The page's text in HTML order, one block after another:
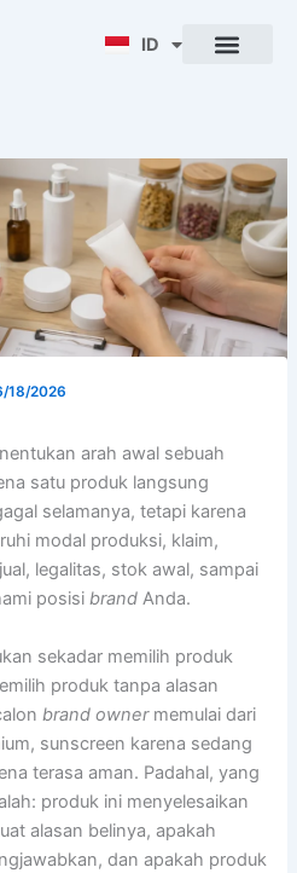
ID
ENG
18/2026
arah awal sebuah
satu produk langsung
selamanya, tetapi karena
modal produksi, klaim,
legalitas, stok awal, sampai
posisibrand Anda.
sekadar memilih produk
produk tanpa alasan
brand ownermemulai dari
sunscreen karena sedang
terasa aman. Padahal, yang
produk ini menyelesaikan
alasan belinya, apakah
dan apakah produk